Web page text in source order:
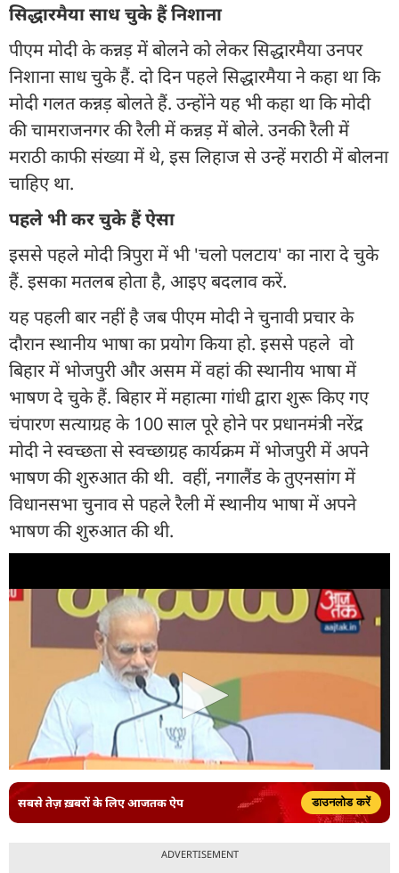
सिद्धारमैया साध चुके हैं निशाना
पीएम मोदी के कन्नड़ में बोलने को लेकर सिद्धारमैया उनपर
निशाना साध चुके हैं. दो दिन पहले सिद्धारमैया ने कहा था कि
मोदी गलत कन्नड़ बोलते हैं. उन्होंने यह भी कहा था कि मोदी
की चामराजनगर की रैली में कन्नड़ में बोले. उनकी रैली में
मराठी काफी संख्या में थे, इस लिहाज से उन्हें मराठी में बोलना
चाहिए था.
पहले भी कर चुके हैं ऐसा
इससे पहले मोदी त्रिपुरा में भी 'चलो पलटाय' का नारा दे चुके
हैं. इसका मतलब होता है, आइए बदलाव करें.
यह पहली बार नहीं है जब पीएम मोदी ने चुनावी प्रचार के
दौरान स्थानीय भाषा का प्रयोग किया हो. इससे पहले वो
बिहार में भोजपुरी और असम में वहां की स्थानीय भाषा में
भाषण दे चुके हैं. बिहार में महात्मा गांधी द्वारा शुरू किए गए
चंपारण सत्याग्रह के 100 साल पूरे होने पर प्रधानमंत्री नरेंद्र
मोदी ने स्वच्छता से स्वच्छाग्रह कार्यक्रम में भोजपुरी में अपने
भाषण की शुरुआत की थी. वहीं, नगालैंड के तुएनसांग में
विधानसभा चुनाव से पहले रैली में स्थानीय भाषा में अपने
भाषण की शुरुआत की थी.
सबसे तेज़ ख़बरों के लिए आजतक ऐप डाउनलोड करें
ADVERTISEMENT